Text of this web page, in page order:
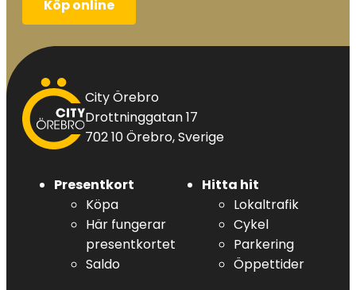
Köp online
City
Örebro
City Örebro
Drottninggatan 17
702 10 Örebro, Sverige
Presentkort
Köpa
Här fungerar
presentkortet
Saldo
Hitta hit
Lokaltrafik
Cykel
Parkering
Öppettider